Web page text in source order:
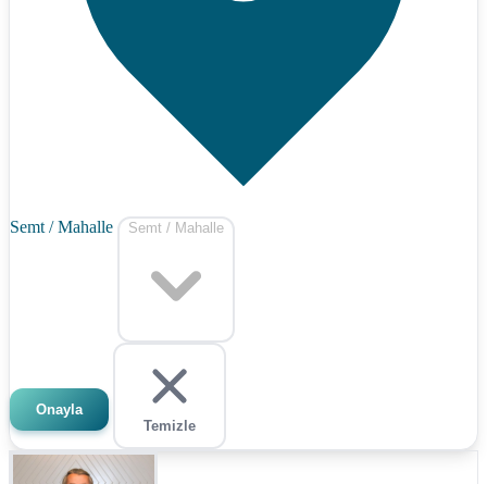
Semt / Mahalle Semt / Mahalle
Onayla
Temizle